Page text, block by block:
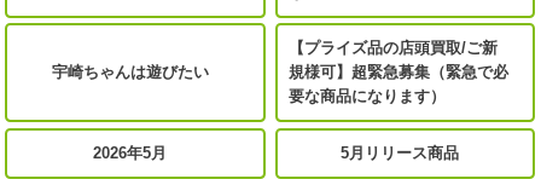
宇崎ちゃんは遊びたい
【プライズ品の店頭買取/ご新
規様可】超緊急募集（緊急で必
要な商品になります）
2026年5月 5月リリース商品